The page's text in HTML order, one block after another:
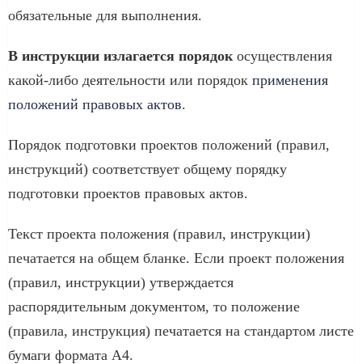
обязательные для выполнения.
В инструкции излагается порядок осуществления
какой-либо деятельности или порядок применения
положений правовых актов.
Порядок подготовки проектов положений (правил,
инструкций) соответствует общему порядку
подготовки проектов правовых актов.
Текст проекта положения (правил, инструкции)
печатается на общем бланке. Если проект положения
(правил, инструкции) утверждается
распорядительным документом, то положение
(правила, инструкция) печатается на стандартом листе
бумаги формата А4.